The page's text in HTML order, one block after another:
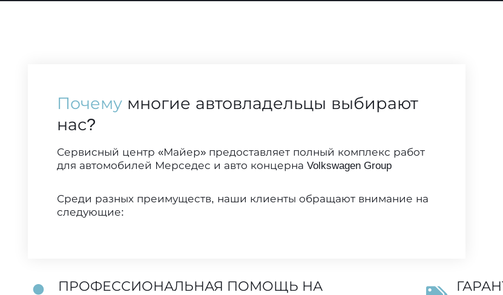
Почему многие автовладельцы выбирают
нас?
Сервисный центр «Майер» предоставляет полный комплекс работ
для автомобилей Мерседес и авто концерна Volkswagen Group
Среди разных преимуществ, наши клиенты обращают внимание на
следующие:
ПРОФЕССИОНАЛЬНАЯ ПОМОЩЬ НА